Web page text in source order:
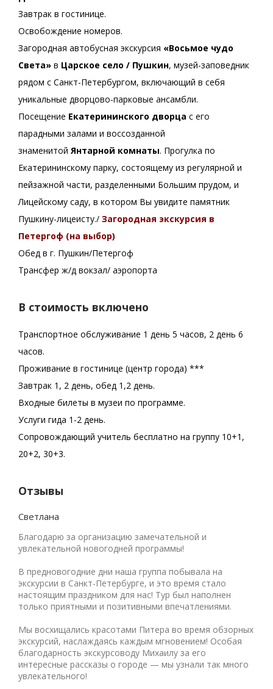
Завтрак в гостинице.
Освобождение номеров.
Загородная автобусная экскурсия «Восьмое чудо
Света» в Царское село / Пушкин, музей-заповедник
рядом с Санкт-Петербургом, включающий в себя
уникальные дворцово-парковые ансамбли.
Посещение Екатерининского дворца с его
парадными залами и воссозданной
знаменитой Янтарной комнаты. Прогулка по
Екатерининскому парку, состоящему из регулярной и
пейзажной части, разделенными Большим прудом, и
Лицейскому саду, в котором Вы увидите памятник
Пушкину-лицеисту./ Загородная экскурсия в
Петергоф (на выбор)
Обед в г. Пушкин/Петергоф
Трансфер ж/д вокзал/ аэропорта
В стоимость включено
Транспортное обслуживание 1 день 5 часов, 2 день 6
часов.
Проживание в гостинице (центр города) ***
Завтрак 1, 2 день, обед 1,2 день.
Входные билеты в музеи по программе.
Услуги гида 1-2 день.
Сопровождающий учитель бесплатно на группу 10+1,
20+2, 30+3.
Отзывы
Светлана
Благодарю за организацию замечательной и
увлекательной новогодней программы!
В предновогодние дни наша группа побывала на
экскурсии в Санкт-Петербурге, и это время стало
настоящим праздником для нас! Тур был наполнен
только приятными и позитивными впечатлениями.
Мы восхищались красотами Питера во время обзорных
экскурсий, наслаждаясь каждым мгновением! Особая
благодарность экскурсоводу Михаилу за его
интересные рассказы о городе — мы узнали так много
увлекательного!